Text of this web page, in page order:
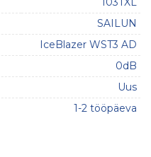
SAILUN
IceBlazer WST3 AD
0dB
Uus
1-2 tööpäeva